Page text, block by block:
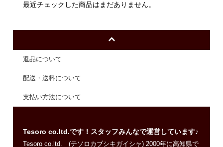
最近チェックした商品はまだありません。
返品について
配送・送料について
支払い方法について
Tesoro co.ltd.です！スタッフみんなで運営しています♪
Tesoro co.ltd. (テソロカブシキガイシャ) 2000年に高知県で